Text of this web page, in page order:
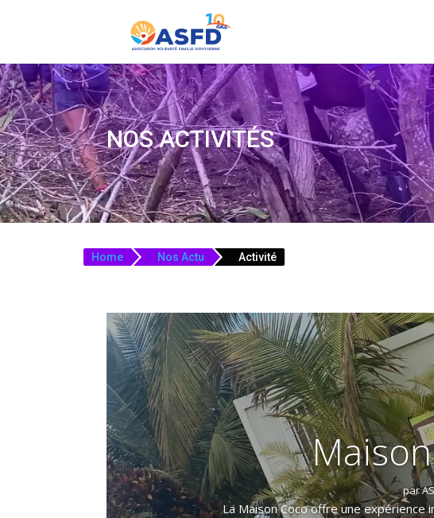
NOS ACTIVITÉS
Home Nos Actu Activité
par
La Maison Coco offre une expérience